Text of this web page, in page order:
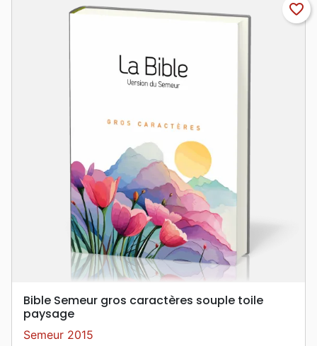
favorite_border
Bible Semeur gros caractères souple toile
paysage
Semeur 2015